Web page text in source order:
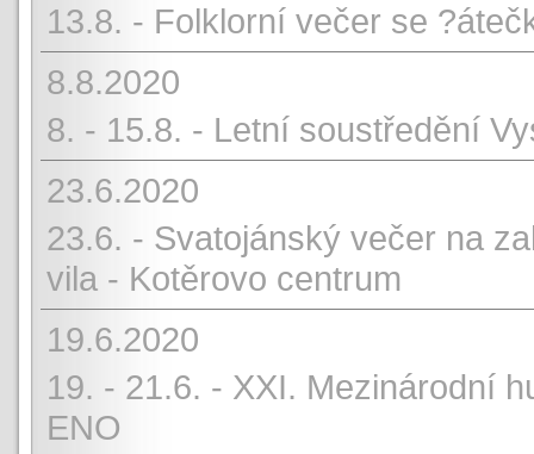
13.8. - Folklorní večer se
8.8.2020
8. - 15.8. - Letní soustředění
23.6.2020
23.6. - Svatojánský večer na
vila - Kotěrovo centrum
19.6.2020
19. - 21.6. - XXI. Mezinárodní
ENO